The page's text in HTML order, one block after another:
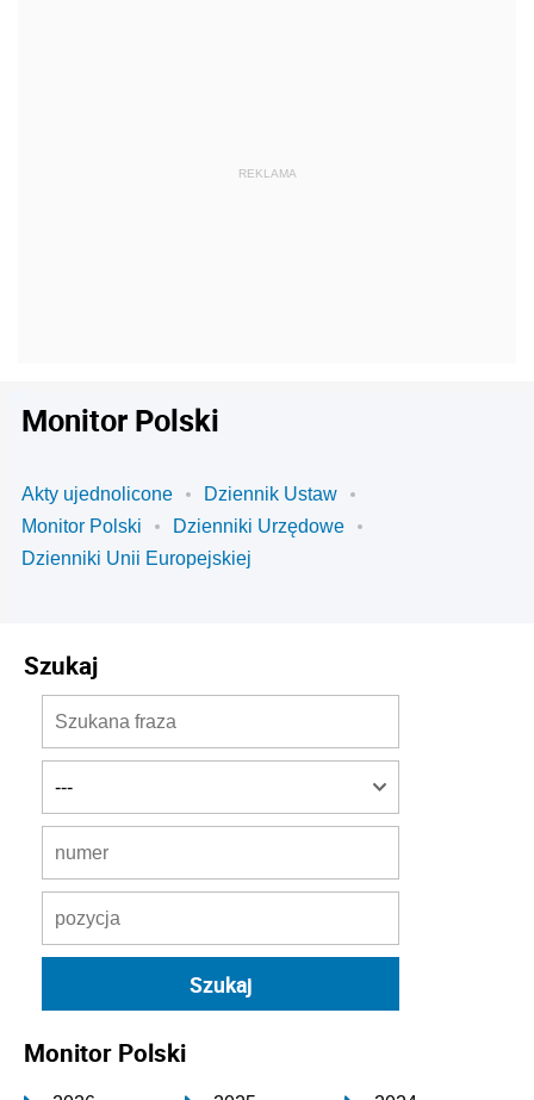
Monitor Polski
Akty ujednolicone
Dziennik Ustaw
Monitor Polski
Dzienniki Urzędowe
Dzienniki Unii Europejskiej
Szukaj
Monitor Polski